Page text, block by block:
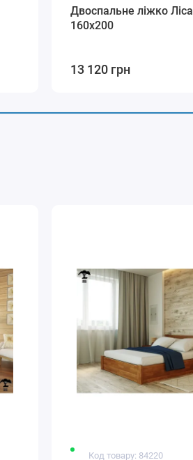
Двоспальне ліжко
160х200
13 120 грн
Код товару: 84220